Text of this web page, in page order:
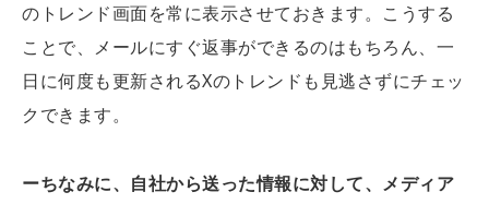
のトレンド画面を常に表示させておきます。こうする
ことで、メールにすぐ返事ができるのはもちろん、一
日に何度も更新されるXのトレンドも見逃さずにチェッ
クできます。
ーちなみに、自社から送った情報に対して、メディア